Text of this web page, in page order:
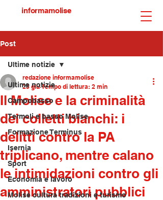
informamolise
Post
Ultime notizie
Campobasso
Termoli e basso Molise
Formazione Terminus
Isernia
Sport
Economia e lavoro
Molise cultura tradizioni e turismo
Ultime notizie
Il Molise e la criminalità
dei colletti bianchi: i
delitti contro la PA
triplicano, mentre calano
le intimidazioni contro gli
amministratori pubblici
redazione informamolise
23 giu Tempo di lettura: 2 min